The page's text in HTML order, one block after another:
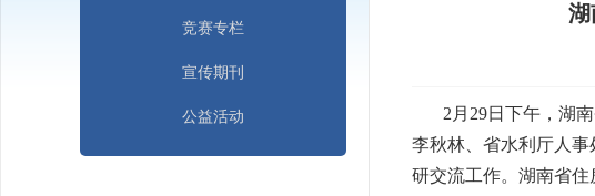
竞赛专栏
宣传期刊
公益活动
湖
2月29日下午，湖
李秋林、省水利厅人
研交流工作。湖南省